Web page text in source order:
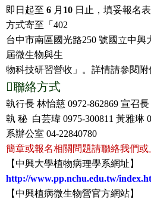
即日起至 6 月 10 日止，填妥報名
方式寄至「 402
台中市南區國光路250 號國立中興
屆微生物與生
物科技研習營收」。詳情請參閱附
聯絡方式
執行長 林怡慈 0972-862869 宣召長
執 秘 白芸瑋 0975-300811 黃雅琳
系辦公室 04-22840780
簡章或報名相關問題請聯絡我們或
【中興大學植物病理學系網址】
http://www.pp.nchu.edu.tw/
【中興植病微生物營官方網站】